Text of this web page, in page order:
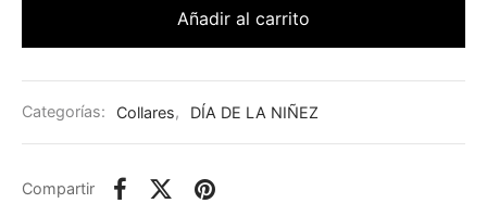
Añadir al carrito
Categorías: Collares, DÍA DE LA NIÑEZ
Compartir